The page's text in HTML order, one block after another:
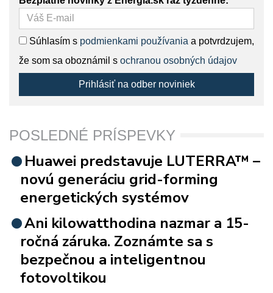
Súhlasím s podmienkami používania a potvrdzujem,
že som sa oboznámil s ochranou osobných údajov
Prihlásiť na odber noviniek
POSLEDNÉ PRÍSPEVKY
Huawei predstavuje LUTERRA™ –
novú generáciu grid-forming
energetických systémov
Ani kilowatthodina nazmar a 15-
ročná záruka. Zoznámte sa s
bezpečnou a inteligentnou
fotovoltikou